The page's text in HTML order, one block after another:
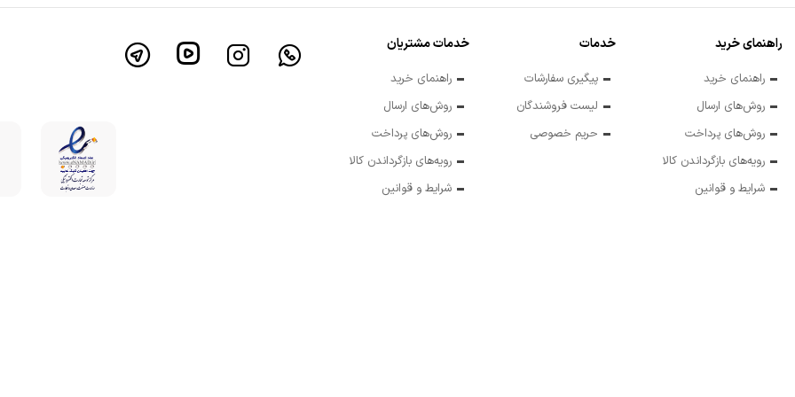
راهنمای خرید
راهنمای خرید
روش‌های ارسال
روش‌های پرداخت
رویه‌های بازگرداندن کالا
شرایط و قوانین
خدمات
پیگیری سفارشات
لیست فروشندگان
حریم خصوصی
خدمات مشتریان
راهنمای خرید
روش‌های ارسال
روش‌های پرداخت
رویه‌های بازگرداندن کالا
شرایط و قوانین